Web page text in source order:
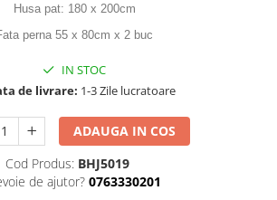
Husa pat: 180 x 200cm
perna 55 x 80cm x 2 buc
IN STOC
de livrare: 1-3 Zile lucratoare
ADAUGA IN COS
Cod Produs: BHJ5019
de ajutor? 0763330201